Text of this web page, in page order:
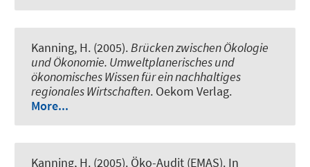
Kanning, H. (2005).Brücken zwischen Ökologie
und Ökonomie. Umweltplanerisches und
ökonomisches Wissen für ein nachhaltiges
regionales Wirtschaften. Oekom Verlag.
More...
Kanning, H. (2005). Öko-Audit (EMAS). In